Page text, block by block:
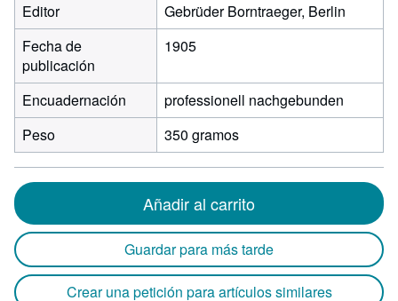
Editor
Gebrüder Borntraeger, Berlin
Fecha de
publicación
1905
Encuadernación
professionell nachgebunden
Peso
350 gramos
Añadir al carrito
Guardar para más tarde
Crear una petición para artículos similares